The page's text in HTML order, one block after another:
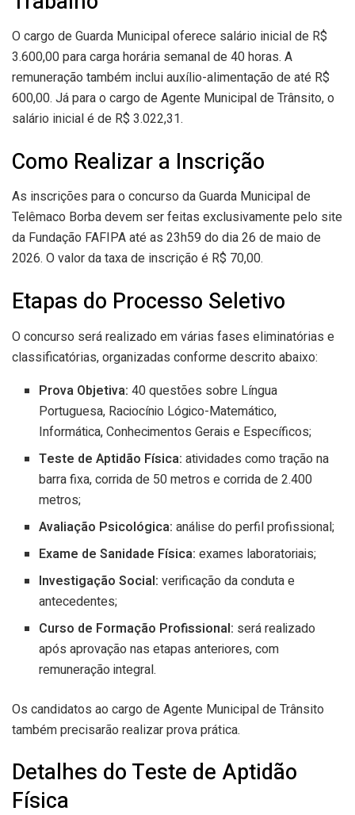
O cargo de Guarda Municipal oferece salário inicial de R$
3.600,00 para carga horária semanal de 40 horas. A
remuneração também inclui auxílio-alimentação de até R$
600,00. Já para o cargo de Agente Municipal de Trânsito, o
salário inicial é de R$ 3.022,31.
Como Realizar a Inscrição
As inscrições para o concurso da Guarda Municipal de
Telêmaco Borba devem ser feitas exclusivamente pelo site
da Fundação FAFIPA até as 23h59 do dia 26 de maio de
2026. O valor da taxa de inscrição é R$ 70,00.
Etapas do Processo Seletivo
O concurso será realizado em várias fases eliminatórias e
classificatórias, organizadas conforme descrito abaixo:
Prova Objetiva: 40 questões sobre Língua
Portuguesa, Raciocínio Lógico-Matemático,
Informática, Conhecimentos Gerais e Específicos;
Teste de Aptidão Física: atividades como tração na
barra fixa, corrida de 50 metros e corrida de 2.400
metros;
Avaliação Psicológica: análise do perfil profissional;
Exame de Sanidade Física: exames laboratoriais;
Investigação Social: verificação da conduta e
antecedentes;
Curso de Formação Profissional: será realizado
após aprovação nas etapas anteriores, com
remuneração integral.
Os candidatos ao cargo de Agente Municipal de Trânsito
também precisarão realizar prova prática.
Detalhes do Teste de Aptidão
Física